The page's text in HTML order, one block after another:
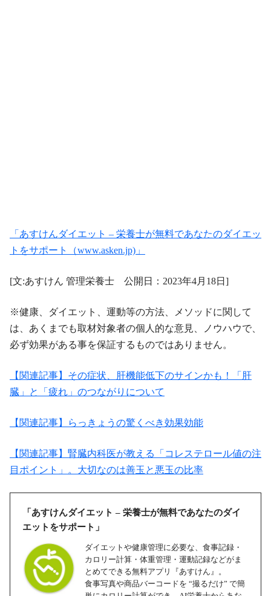
「あすけんダイエット – 栄養士が無料であなたのダイエッ
トをサポート（www.asken.jp)」
[文:あすけん 管理栄養士 公開日：2023年4月18日]
※健康、ダイエット、運動等の方法、メソッドに関して
は、あくまでも取材対象者の個人的な意見、ノウハウで、
必ず効果がある事を保証するものではありません。
【関連記事】その症状、肝機能低下のサインかも！「肝
臓」と「疲れ」のつながりについて
【関連記事】らっきょうの驚くべき効果効能
【関連記事】腎臓内科医が教える「コレステロール値の注
目ポイント」。大切なのは善玉と悪玉の比率
「あすけんダイエット – 栄養士が無料であなたのダイ
エットをサポート」
ダイエットや健康管理に必要な、食事記録・
カロリー計算・体重管理・運動記録などがま
とめてできる無料アプリ『あすけん』。
食事写真や商品バーコードを “撮るだけ” で簡